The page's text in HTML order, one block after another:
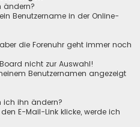
ändern?
Benutzername in der Online-
die Forenuhr geht immer noch
nicht zur Auswahl!
Benutzernamen angezeigt
ich ihn ändern?
E-Mail-Link klicke, werde ich